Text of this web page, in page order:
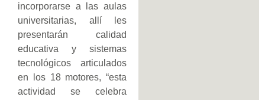
incorporarse a las aulas
universitarias, allí les
presentarán calidad
educativa y sistemas
tecnológicos articulados
en los 18 motores, “esta
actividad se celebra